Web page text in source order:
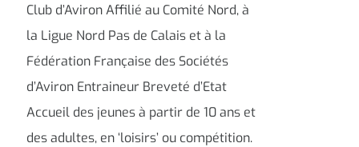
Club d’Aviron Affilié au Comité Nord, à
la Ligue Nord Pas de Calais et à la
Fédération Française des Sociétés
d’Aviron Entraineur Breveté d’Etat
Accueil des jeunes à partir de 10 ans et
des adultes, en ‘loisirs’ ou compétition.